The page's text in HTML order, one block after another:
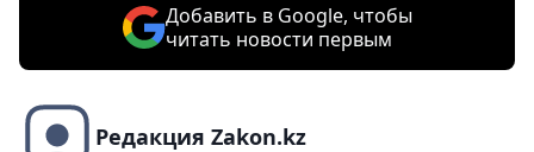
Добавить в Google, чтобы
читать новости первым
Редакция Zakon.kz